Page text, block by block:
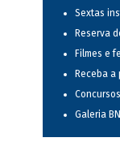
Sextas
Reserva
Filmes e
Receba a
Galeria